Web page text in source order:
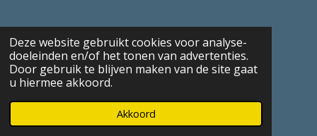
Deze website gebruikt cookies voor analyse-
doeleinden en/of het tonen van advertenties.
Door gebruik te blijven maken van de site gaat
u hiermee akkoord.
Akkoord